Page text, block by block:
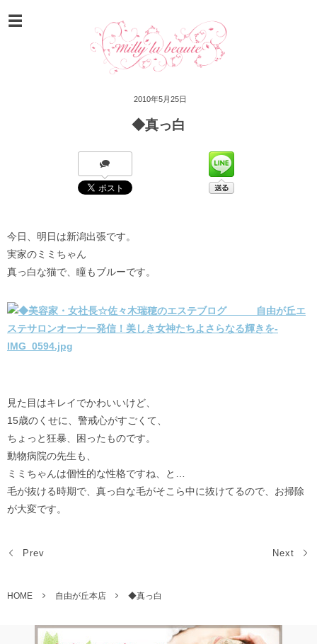
2010年5月25日
◆真っ白
今日、明日は新潟出張です。
実家のミミちゃん
真っ白な猫で、瞳もブルーです。
見た目はキレイでかわいいけど、
15歳のくせに、警戒心がすごくて、
ちょっと狂暴、困ったものです。
動物病院の先生も、
ミミちゃんは個性的な性格ですね、と…
毛が抜ける時期で、真っ白な毛がそこら中に抜けてるので、お掃除
が大変です。
Prev Next
HOME 自由が丘本店 ◆真っ白